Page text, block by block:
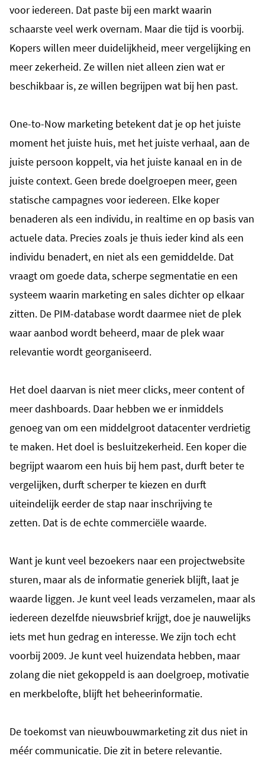
voor iedereen. Dat paste bij een markt waarin
schaarste veel werk overnam. Maar die tijd is voorbij.
Kopers willen meer duidelijkheid, meer vergelijking en
meer zekerheid. Ze willen niet alleen zien wat er
beschikbaar is, ze willen begrijpen wat bij hen past.
One-to-Now marketing betekent dat je op het juiste
moment het juiste huis, met het juiste verhaal, aan de
juiste persoon koppelt, via het juiste kanaal en in de
juiste context. Geen brede doelgroepen meer, geen
statische campagnes voor iedereen. Elke koper
benaderen als een individu, in realtime en op basis van
actuele data. Precies zoals je thuis ieder kind als een
individu benadert, en niet als een gemiddelde. Dat
vraagt om goede data, scherpe segmentatie en een
systeem waarin marketing en sales dichter op elkaar
zitten. De PIM-database wordt daarmee niet de plek
waar aanbod wordt beheerd, maar de plek waar
relevantie wordt georganiseerd.
Het doel daarvan is niet meer clicks, meer content of
meer dashboards. Daar hebben we er inmiddels
genoeg van om een middelgroot datacenter verdrietig
te maken. Het doel is besluitzekerheid. Een koper die
begrijpt waarom een huis bij hem past, durft beter te
vergelijken, durft scherper te kiezen en durft
uiteindelijk eerder de stap naar inschrijving te
zetten. Dat is de echte commerciële waarde.
Want je kunt veel bezoekers naar een projectwebsite
sturen, maar als de informatie generiek blijft, laat je
waarde liggen. Je kunt veel leads verzamelen, maar als
iedereen dezelfde nieuwsbrief krijgt, doe je nauwelijks
iets met hun gedrag en interesse. We zijn toch echt
voorbij 2009. Je kunt veel huizendata hebben, maar
zolang die niet gekoppeld is aan doelgroep, motivatie
en merkbelofte, blijft het beheerinformatie.
De toekomst van nieuwbouwmarketing zit dus niet in
méér communicatie. Die zit in betere relevantie.